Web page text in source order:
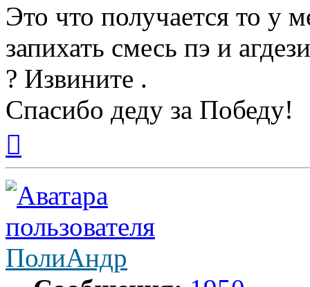
Это что получается то у
запихать смесь пэ и
? Извините .
Спасибо деду за Победу!
началу
ПолиАндр